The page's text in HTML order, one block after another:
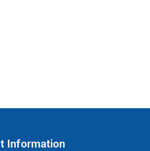
Information